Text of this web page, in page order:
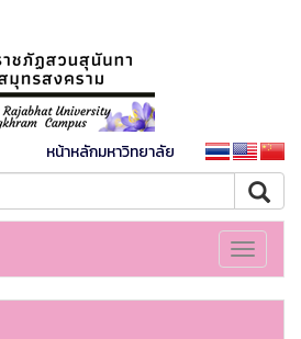
หน้าหลักมหาวิทยาลัย
Toggle